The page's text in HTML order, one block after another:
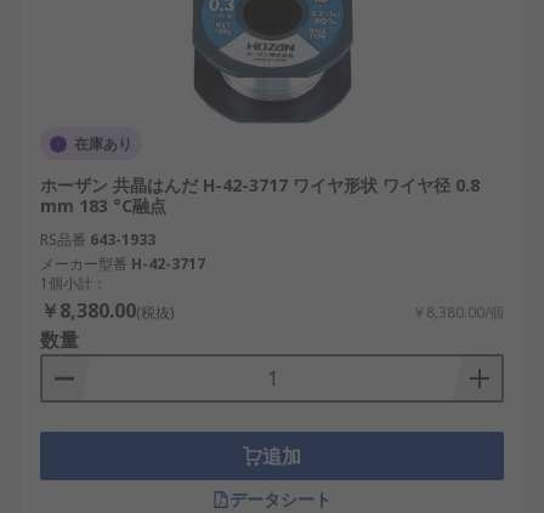
在庫あり
ホーザン 共晶はんだ H-42-3717 ワイヤ形状 ワイヤ径 0.8
mm 183 °C融点
RS品番 643-1933
メーカー型番 H-42-3717
1個小計：
￥8,380.00(税抜) ￥8,380.00/個
数量
追加
データシート